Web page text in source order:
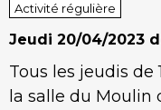
Activité régulière
Jeudi 20/04/2023
Tous les jeudis de
la salle du Moulin